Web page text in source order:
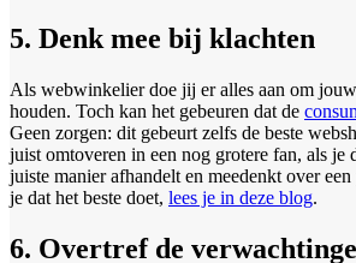
5. Denk mee bij klachten
Als webwinkelier doe jij er alles aan om
houden. Toch kan het gebeuren dat de
Geen zorgen: dit gebeurt zelfs de beste
juist omtoveren in een nog grotere fan, als je
juiste manier afhandelt en meedenkt over
je dat het beste doet, lees je in deze blog.
6. Overtref de